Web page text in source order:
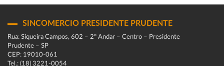
SINCOMERCIO PRESIDENTE PRUDENTE
Rua: Siqueira Campos, 602 – 2º Andar – Centro – Presidente
Prudente – SP
CEP: 19010-061
Tel.: (18) 3221-0054